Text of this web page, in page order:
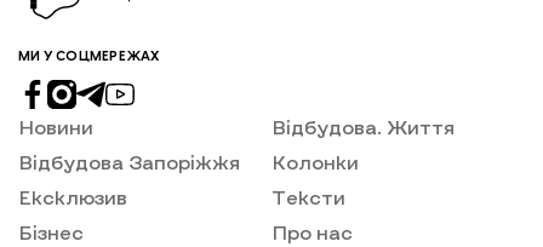
МИ У СОЦМЕРЕЖАХ
Новини
Відбудова Запоріжжя
Ексклюзив
Бізнес
Відбудова. Життя
Колонки
Тексти
Про нас